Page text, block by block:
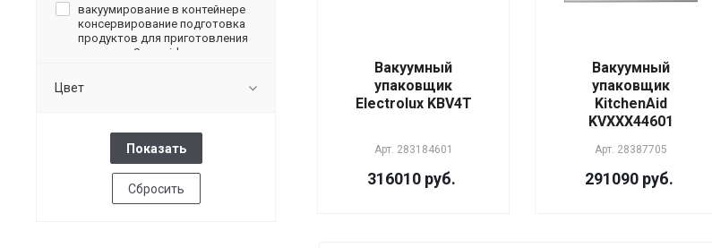
Вакуумный
упаковщик
Electrolux KBV4T
Арт. 283184601
316010 руб.
Вакуумный
упаковщик
KitchenAid
KVXXX44601
Арт. 28387705
291090 руб.
вакуумирование в контейнере
консервирование подготовка
продуктов для приготовления
в режиме Sous-vide
vide порционирование
продуктов
вакуумирование жидкостей
вакуумирование в контейнере
вакуумирование маринование
Цвет
Сбросить